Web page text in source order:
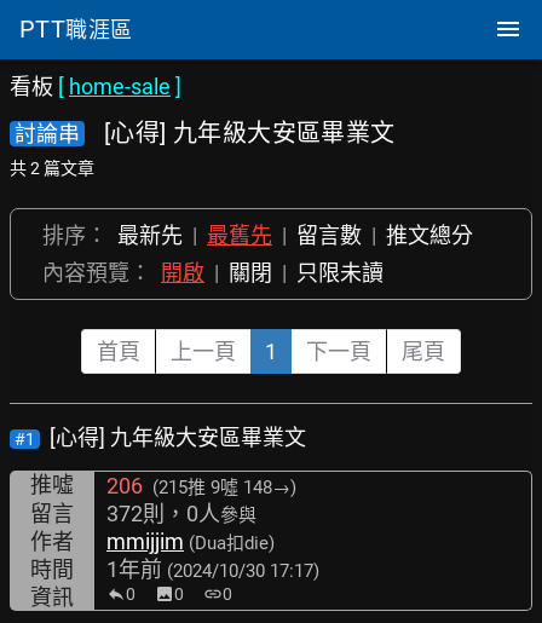
PTT職涯區
看板 [ home-sale ]
討論串
[心得] 九年級大安區畢業文
共 2 篇文章
排序： 最新先 | 最舊先 | 留言數 | 推文總分
內容預覽：
開啟 | 關閉 | 只限未讀
首頁 上一頁 1 下一頁 尾頁
#1
[心得] 九年級大安區畢業文
推噓
206 (215推 9噓 148→)
留言 372則，0人參與
作者 mmijjim (Dua扣die)
時間 1年前 (2024/10/30 17:17)
資訊 0 image0 link0